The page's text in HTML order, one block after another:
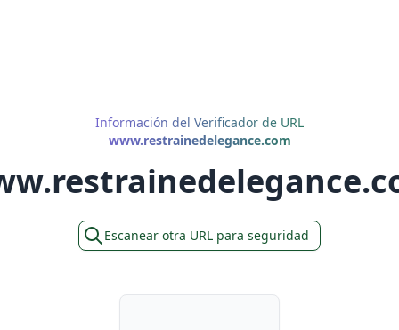
Información del Verificador de URL
www.restrainedelegance.com
Escanear otra URL para seguridad